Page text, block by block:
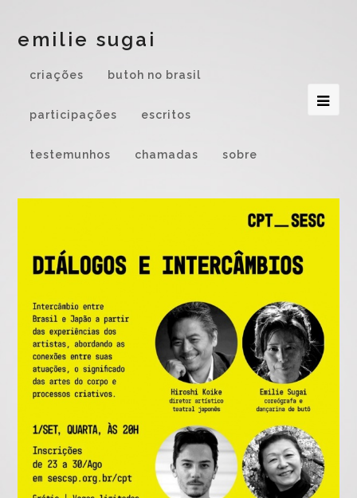
emilie sugai
criações butoh no brasil
participações escritos
testemunhos chamadas sobre